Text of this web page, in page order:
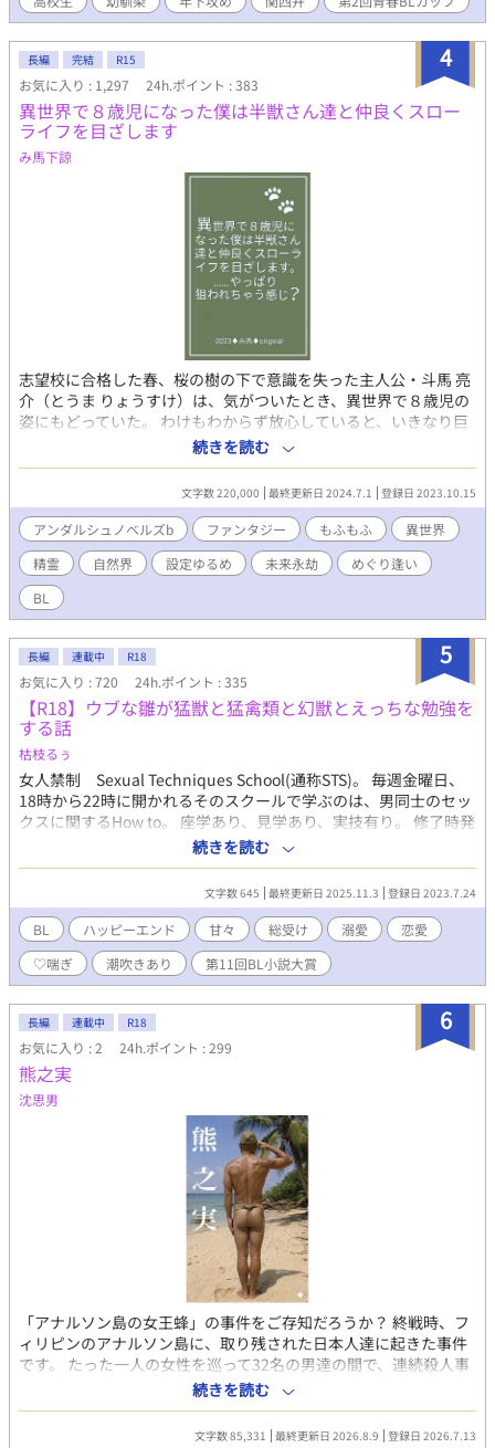
て何かとコンプレックスがあり、絢人が昔と同様、成績優秀な漣
に憧れの目を向けるのが何となく気に入らない。そんな中、熊本
に残りスケートに打ち込む絢人の兄・智大（ちひろ）の衣装のデ
ザインを絢人が手伝っていると知った律は、智大の試合を見たい
と絢人に言うが、何故か絢人は不機嫌になって……。 高校生にな
った幼馴染どうしが、お互いの兄を巻き込んで（？）、ちょっと
ずつ近づく話。
4
長編 完結 R15
お気に入り : 1,297 24h.ポイント : 383
異世界で８歳児になった僕は半獣さん達と仲良くスロー
ライフを目ざします
み馬下諒
志望校に合格した春、桜の樹の下で意識を失った主人公・斗馬 亮
介（とうま りょうすけ）は、気がついたとき、異世界で８歳児の
姿にもどっていた。 わけもわからず放心していると、いきなり巨
大な黒蛇に襲われるが、水の精霊〈ミュオン・リヒテル・リノア
ース〉と、半獣属の大熊〈ハイロ〉があらわれて……!? これは、
異世界へ転移した８歳児が、しゃべる動物たちとスローライフ？
を目ざす、ファンタジーBLです。 おとなサイド（半獣×精霊）の
カプありにつき、Ｒ15にしておきました。 ※ 造語、出産描写あ
り。前置き長め。第21話に登場人物紹介を載せました。 ★お試し
読みは第１部（第22〜27話あたり）がオススメです。物語の傾向
がわかりやすいかと思います★ ★第11回BL小説大賞エントリー作
品★最終結果2773作品中／414位★応援ありがとうございました
続きを読む
文字数 220,000 最終更新日 2024.7.1 登録日 2023.10.15
アンダルシュノベルズb ファンタジー もふもふ
異世界
精霊
自然界 設定ゆるめ 未来永劫
めぐり逢い
BL
5
長編 連載中 R18
お気に入り : 720 24h.ポイント : 335
【R18】ウブな雛が猛獣と猛禽類と幻獣とえっちな勉強を
する話
枯枝るぅ
女人禁制 Sexual Techniques School(通称STS)。 毎週金曜日、
18時から22時に開かれるそのスクールで学ぶのは、男同士のセッ
クスに関するHow to。 座学あり、見学あり、実技有り。 修了時発
表では全生徒の前でセックスを行い、投票で一位になったカップ
ルは授業料免除というとんでもない授業内容だが、とある理由に
より24年間一度も恋人がいなかった柏木 雛汰(かしわぎ ひなた)は
その寂しさを埋める為、また、恋人を作れなかったその理由を断
ち切る為、偶然ゲイ専門アプリで見かけたSTSの第6期生募集ペー
ジへのリンクをタップし、新たな扉を開く。 セックスに自信を持
てないゲイ、AV男優、ただ興味があるetcが集うSTS。 雛汰の相手
役は皆、名前に猛獣、猛禽類、幻獣の漢字が入っていた。 文字通
りウブな雛と、獅子、熊、龍、鷹、虎によるエッチなラブコメデ
ィ。 R18には※印つけます。 第四章以降はほぼ毎話R18描写が入
ります。
続きを読む
文字数 645 最終更新日 2025.11.3 登録日 2023.7.24
BL ハッピーエンド 甘々 総受け 溺愛
恋愛
♡喘ぎ
潮吹きあり 第11回BL小説大賞
6
長編 連載中 R18
お気に入り : 2 24h.ポイント : 299
熊之実
沈思男
「アナルソン島の女王蜂」の事件をご存知だろうか？ 終戦時、フ
ィリピンのアナルソン島に、取り残された日本人達に起きた事件
です。 たった一人の女性を巡って32名の男達の間で、連続殺人事
件が起こりました。 その女性が投降した後に、極限状態で性的刺
激に飢えた男達のフィクションの物語。
続きを読む
文字数 85,331 最終更新日 2026.8.9 登録日 2026.7.13